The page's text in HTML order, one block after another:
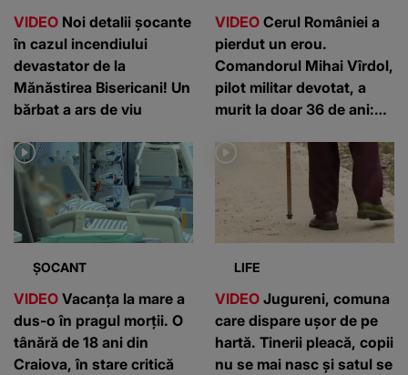
VIDEO Noi detalii șocante
în cazul incendiului
devastator de la
Mănăstirea Bisericani! Un
bărbat a ars de viu
VIDEO Cerul României a
pierdut un erou.
Comandorul Mihai Vîrdol,
pilot militar devotat, a
murit la doar 36 de ani:
ȘOCANT
VIDEO Vacanța la mare a
dus-o în pragul morții. O
tânără de 18 ani din
Craiova, în stare critică
LIFE
VIDEO Jugureni, comuna
care dispare ușor de pe
hartă. Tinerii pleacă, copii
nu se mai nasc și satul se